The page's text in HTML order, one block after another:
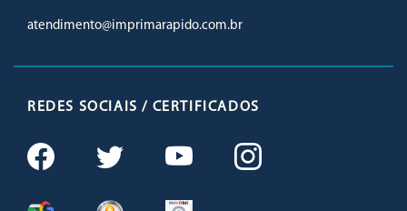
atendimento@imprimarapido.com.br
REDES SOCIAIS / CERTIFICADOS